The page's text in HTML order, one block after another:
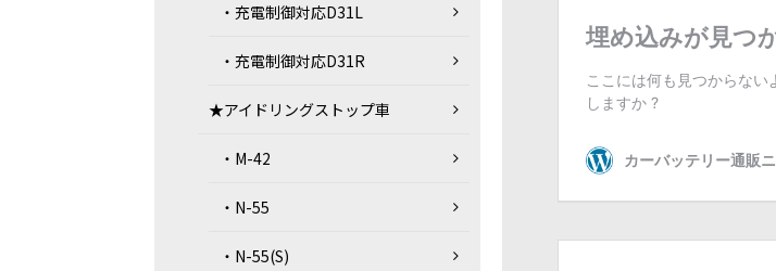
・充電制御対応D31L
・充電制御対応D31R
★アイドリングストップ車
・M-42
・N-55
・N-55(S)